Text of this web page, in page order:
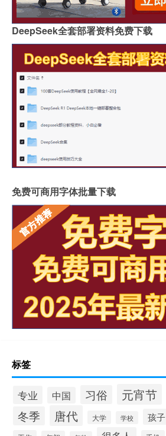
DeepSeek全套部署资料免费下载
免费可商用字体批量下载
标签
专业 中国 习俗 元宵节
冬季 唐代 大学 学校 孩子